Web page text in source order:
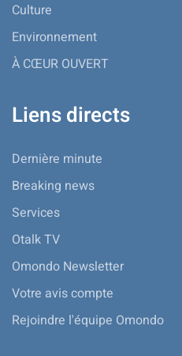
Culture
Environnement
À CŒUR OUVERT
Liens directs
Dernière minute
Breaking news
Services
Otalk TV
Omondo Newsletter
Votre avis compte
Rejoindre l'équipe Omondo